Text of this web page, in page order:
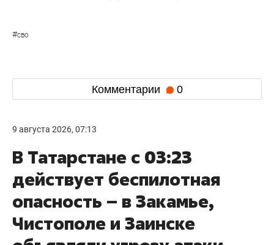
#сво
Комментарии 0
9 августа 2026, 07:13
В Татарстане с 03:23
действует беспилотная
опасность – в Закамье,
Чистополе и Заинске